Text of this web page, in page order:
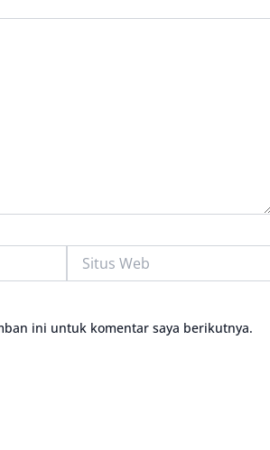
Situs
Web
ini untuk komentar saya berikutnya.